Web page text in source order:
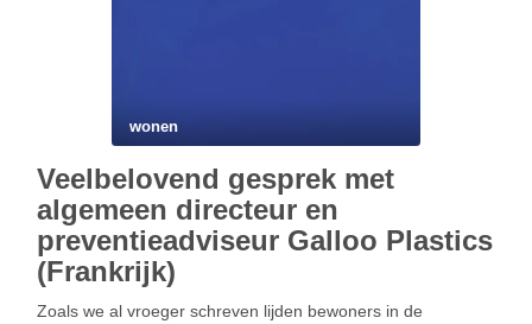
wonen
Veelbelovend gesprek met
algemeen directeur en
preventieadviseur Galloo Plastics
(Frankrijk)
Zoals we al vroeger schreven lijden bewoners in de